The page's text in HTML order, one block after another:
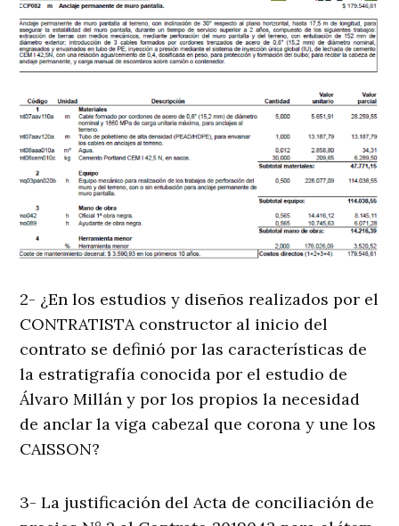
2- ¿En los estudios y diseños realizados por el
CONTRATISTA constructor al inicio del
contrato se definió por las características de
la estratigrafía conocida por el estudio de
Álvaro Millán y por los propios la necesidad
de anclar la viga cabezal que corona y une los
CAISSON?
3- La justificación del Acta de conciliación de